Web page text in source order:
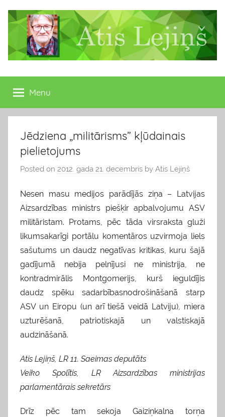
content
Atis
Lejiņš
13.
Saeimas
deputāts
Menu
Jēdziena „militārisms” kļūdainais
pielietojums
Posted on 2012. gada 21. decembris by Atis Lejiņš
Nesen masu medijos parādījās ziņa – Latvijas
Aizsardzības ministrs piešķir apbalvojumu ASV
militāristam. Protams, pēc tāda virsraksta gluži
likumsakarīgi portālu komentāros uzvirmoja liels
sašutums un daudz negatīvas kritikas, kuru šajā
gadījumā nebija pelnījusi ne ministrija, ne
kontradmirālis Montgomerijs, kurš ieguldījis
daudz spēku sadarbībasnodrošināšanā starp
ASV un Eiropu (un arī tiešā veidā Latviju), miera
uzturēšanā, patriotiskajā un valstiskajā
audzināšanā.
Atis Lejiņš, LR 11. Saeimas deputāts
Veiko Spolītis, LR Aizsardzības ministrijas
parlamentārais sekretārs
Drīz pēc tam sekoja Gaiziņkalna torņa